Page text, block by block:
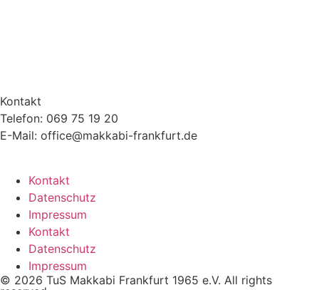
Kontakt
Telefon: 069 75 19 20
E-Mail: office@makkabi-frankfurt.de
Kontakt
Datenschutz
Impressum
Kontakt
Datenschutz
Impressum
© 2026 TuS Makkabi Frankfurt 1965 e.V. All rights